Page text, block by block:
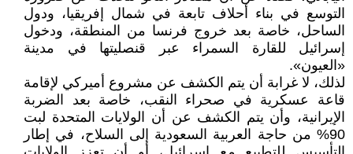
التوسع في بناء أحلاف تابعة في شمال إفريقيا، ودول
الساحل، خاصة بعد خروج فرنسا من المنطقة، ودخول
إسرائيل للقارة السمراء عبر قنصليتها في مدينة
«العيون».
لذلك، لا غرابة أن يتم الكشف عن مشروع أميركي لإقامة
قاعة عسكرية في صحراء النقب، خاصة بعد الضربة
الإيرانية، وأن يتم الكشف عن أن الولايات المتحدة لبت
90% من حاجة العربية السعودية إلى السلاح، في إطار